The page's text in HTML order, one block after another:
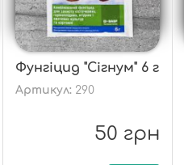
Фунгіцид "Сігнум" 6 г
Артикул: 290
50 грн